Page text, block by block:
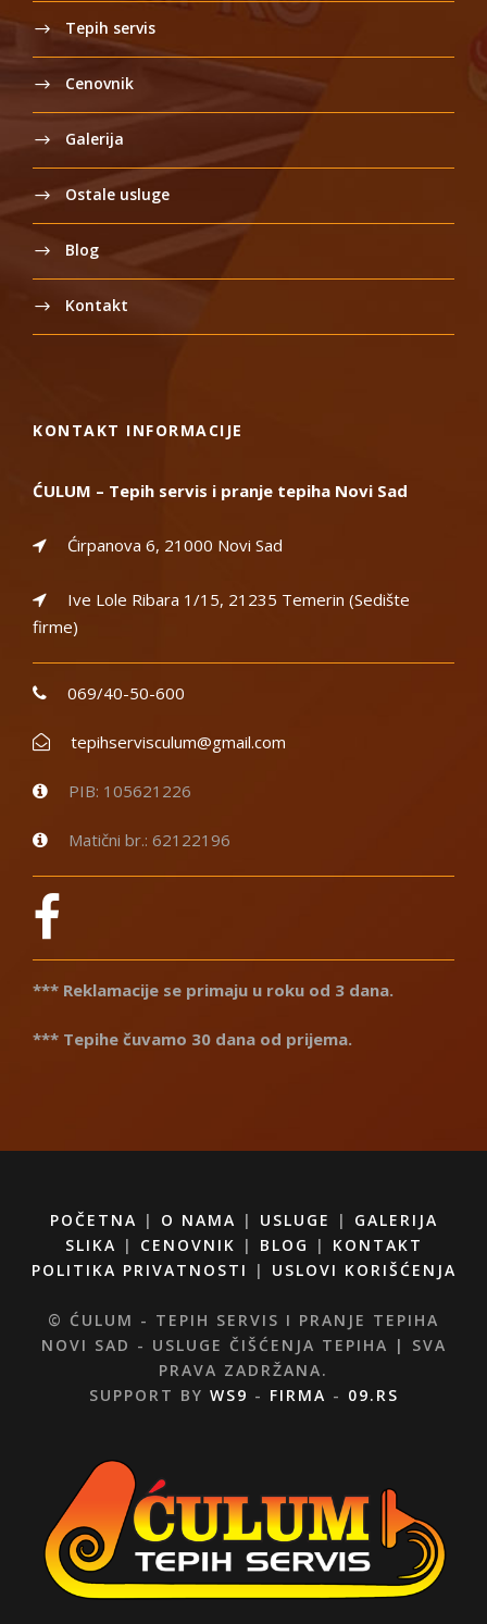
Tepih servis
Cenovnik
Galerija
Ostale usluge
Blog
Kontakt
KONTAKT INFORMACIJE
ĆULUM – Tepih servis i pranje tepiha Novi Sad
Ćirpanova 6, 21000 Novi Sad
Ive Lole Ribara 1/15, 21235 Temerin (Sedište
firme)
069/40-50-600
tepihservisculum@gmail.com
PIB: 105621226
Matični br.: 62122196
*** Reklamacije se primaju u roku od 3 dana.
*** Tepihe čuvamo 30 dana od prijema.
POČETNA | O NAMA | USLUGE | GALERIJA
SLIKA | CENOVNIK | BLOG | KONTAKT
POLITIKA PRIVATNOSTI
| USLOVI KORIŠĆENJA
© ĆULUM - TEPIH SERVIS I PRANJE TEPIHA
NOVI SAD - USLUGE ČIŠĆENJA TEPIHA | SVA
PRAVA ZADRŽANA.
SUPPORT BY WS9 - FIRMA - 09.RS